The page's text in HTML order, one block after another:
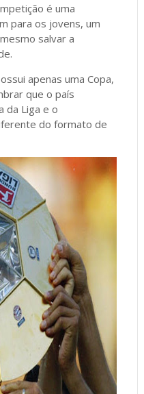
é uma
para os jovens, um
salvar a
apenas uma Copa,
que o país
da Liga e o
do formato de